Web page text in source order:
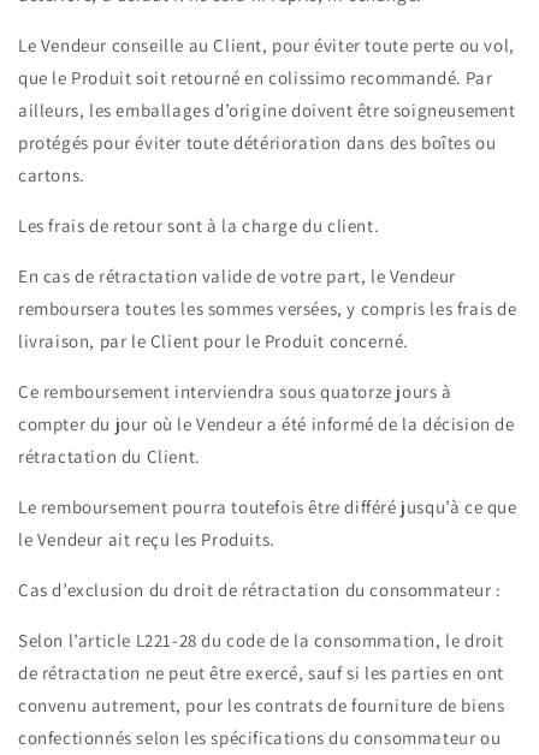
Le Vendeur conseille au Client, pour éviter toute perte ou vol,
que le Produit soit retourné en colissimo recommandé. Par
ailleurs, les emballages d’origine doivent être soigneusement
protégés pour éviter toute détérioration dans des boîtes ou
cartons.
Les frais de retour sont à la charge du client.
En cas de rétractation valide de votre part, le Vendeur
remboursera toutes les sommes versées, y compris les frais de
livraison, par le Client pour le Produit concerné.
Ce remboursement interviendra sous quatorze jours à
compter du jour où le Vendeur a été informé de la décision de
rétractation du Client.
Le remboursement pourra toutefois être différé jusqu’à ce que
le Vendeur ait reçu les Produits.
Cas d’exclusion du droit de rétractation du consommateur :
Selon l’article L221-28 du code de la consommation, le droit
de rétractation ne peut être exercé, sauf si les parties en ont
convenu autrement, pour les contrats de fourniture de biens
confectionnés selon les spécifications du consommateur ou